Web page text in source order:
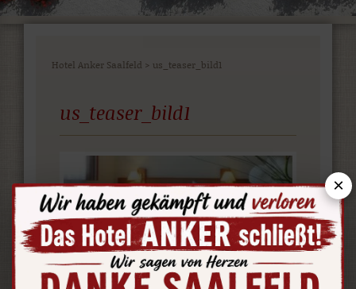
Hotel Anker Saalfeld > us_teaser_bild1
us_teaser_bild1
×